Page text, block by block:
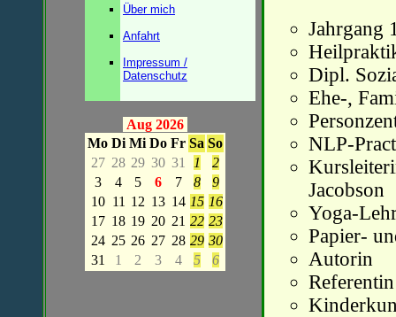
Über mich
Anfahrt
Impressum /
Datenschutz
Aug 2026
Mo Di Mi Do Fr Sa So
27 28 29 30 31 1
2
3
4 5 6 7 8
9
10 11 12 13 14 15 16
17 18 19 20 21 22 23
24 25 26 27 28 29 30
31
1 2 3 4 5 6
Jahrgang
Dipl.
Ehe-,
NLP-
Jacobson
Yoga-
Papier-
Autorin